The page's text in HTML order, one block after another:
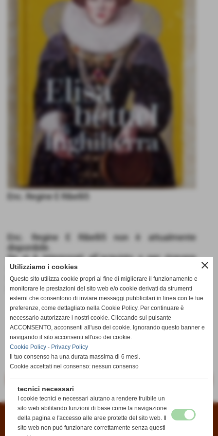
Enc. Regine E Ribelli5
Enc. Regine E Ribelli5 non è attualmente
disponibile.
Se si è interessati all´acquisto o per ricevere
informazioni potete scriverci dalla pagina
Contattioppure all´indirizzo email
info@anticaedicola.it
€ 8,99
Condizioni di vendita|Informativa sui cookies|Informativa sulla privacy
close
Utilizziamo i cookies
Questo sito utilizza cookie propri al fine di migliorare il funzionamento e
monitorare le prestazioni del sito web e/o cookie derivati da strumenti
esterni che consentono di inviare messaggi pubblicitari in linea con le tue
preferenze, come dettagliato nella Cookie Policy. Per continuare è
necessario autorizzare i nostri cookie. Cliccando sul pulsante
ACCONSENTO, acconsenti all'uso dei cookie. Ignorando questo banner e
navigando il sito acconsenti all'uso dei cookie.
Cookie Policy - Privacy Policy
Il tuo consenso ha una durata massima di 6 mesi.
Cookie accettati nel consenso: nessun consenso
tecnici necessari
I cookie tecnici e necessari aiutano a rendere fruibile un
sito web abilitando funzioni di base come la navigazione
della pagina e l'accesso alle aree protette del sito web. Il
sito web non può funzionare correttamente senza questi